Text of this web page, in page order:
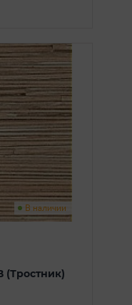
В наличии